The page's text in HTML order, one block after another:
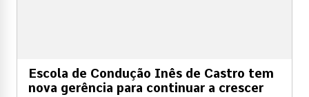
Escola de Condução Inês de Castro tem
nova gerência para continuar a crescer